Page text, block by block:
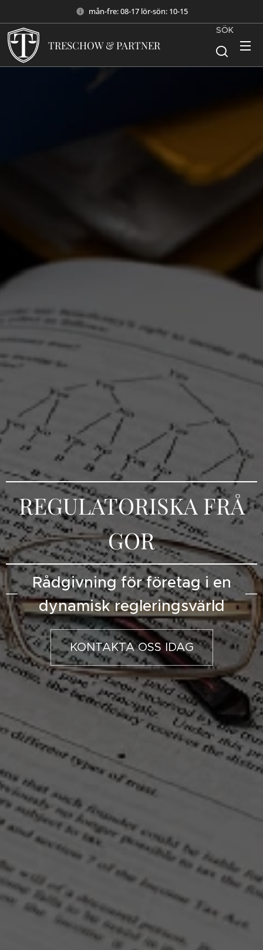
mån-fre: 08-17 lör-sön: 10-15
TRESCHOW & PARTNER
SÖK
REGULATORISKA FRÅ
GOR
Rådgivning för företag i en
dynamisk regleringsvärld
KONTAKTA OSS IDAG